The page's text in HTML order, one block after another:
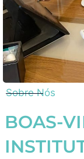
Sobre Nós
BOAS-